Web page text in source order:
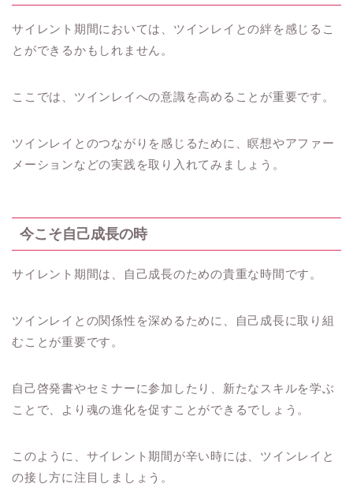
サイレント期間においては、ツインレイとの絆を感じるこ
とができるかもしれません。
ここでは、ツインレイへの意識を高めることが重要です。
ツインレイとのつながりを感じるために、瞑想やアファー
メーションなどの実践を取り入れてみましょう。
今こそ自己成長の時
サイレント期間は、自己成長のための貴重な時間です。
ツインレイとの関係性を深めるために、自己成長に取り組
むことが重要です。
自己啓発書やセミナーに参加したり、新たなスキルを学ぶ
ことで、より魂の進化を促すことができるでしょう。
このように、サイレント期間が辛い時には、ツインレイと
の接し方に注目しましょう。